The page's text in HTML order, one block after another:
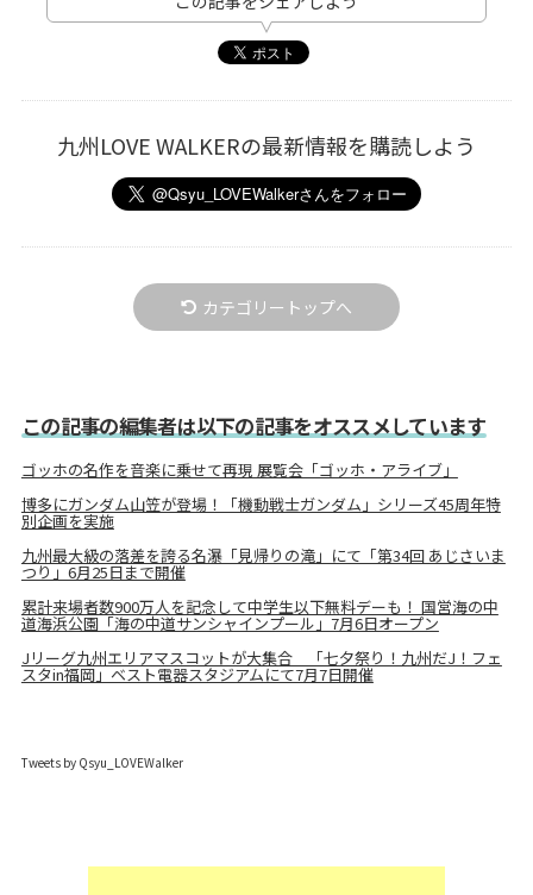
九州LOVE WALKERの最新情報を購読しよう
カテゴリートップへ
この記事の編集者は以下の記事をオススメしています
ゴッホの名作を音楽に乗せて再現 展覧会「ゴッホ・アライブ」
博多にガンダム山笠が登場！「機動戦士ガンダム」シリーズ45周年特
別企画を実施
九州最大級の落差を誇る名瀑「見帰りの滝」にて「第34回 あじさいま
つり」6月25日まで開催
累計来場者数900万人を記念して中学生以下無料デーも！ 国営海の中
道海浜公園「海の中道サンシャインプール」7月6日オープン
Jリーグ九州エリアマスコットが大集合 「七夕祭り！九州だJ！フェ
スタin福岡」ベスト電器スタジアムにて7月7日開催
Tweets by Qsyu_LOVEWalker